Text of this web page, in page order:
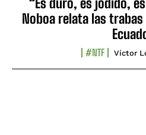
“Es duro, es jodido,
Noboa relata las
#NTF Víctor